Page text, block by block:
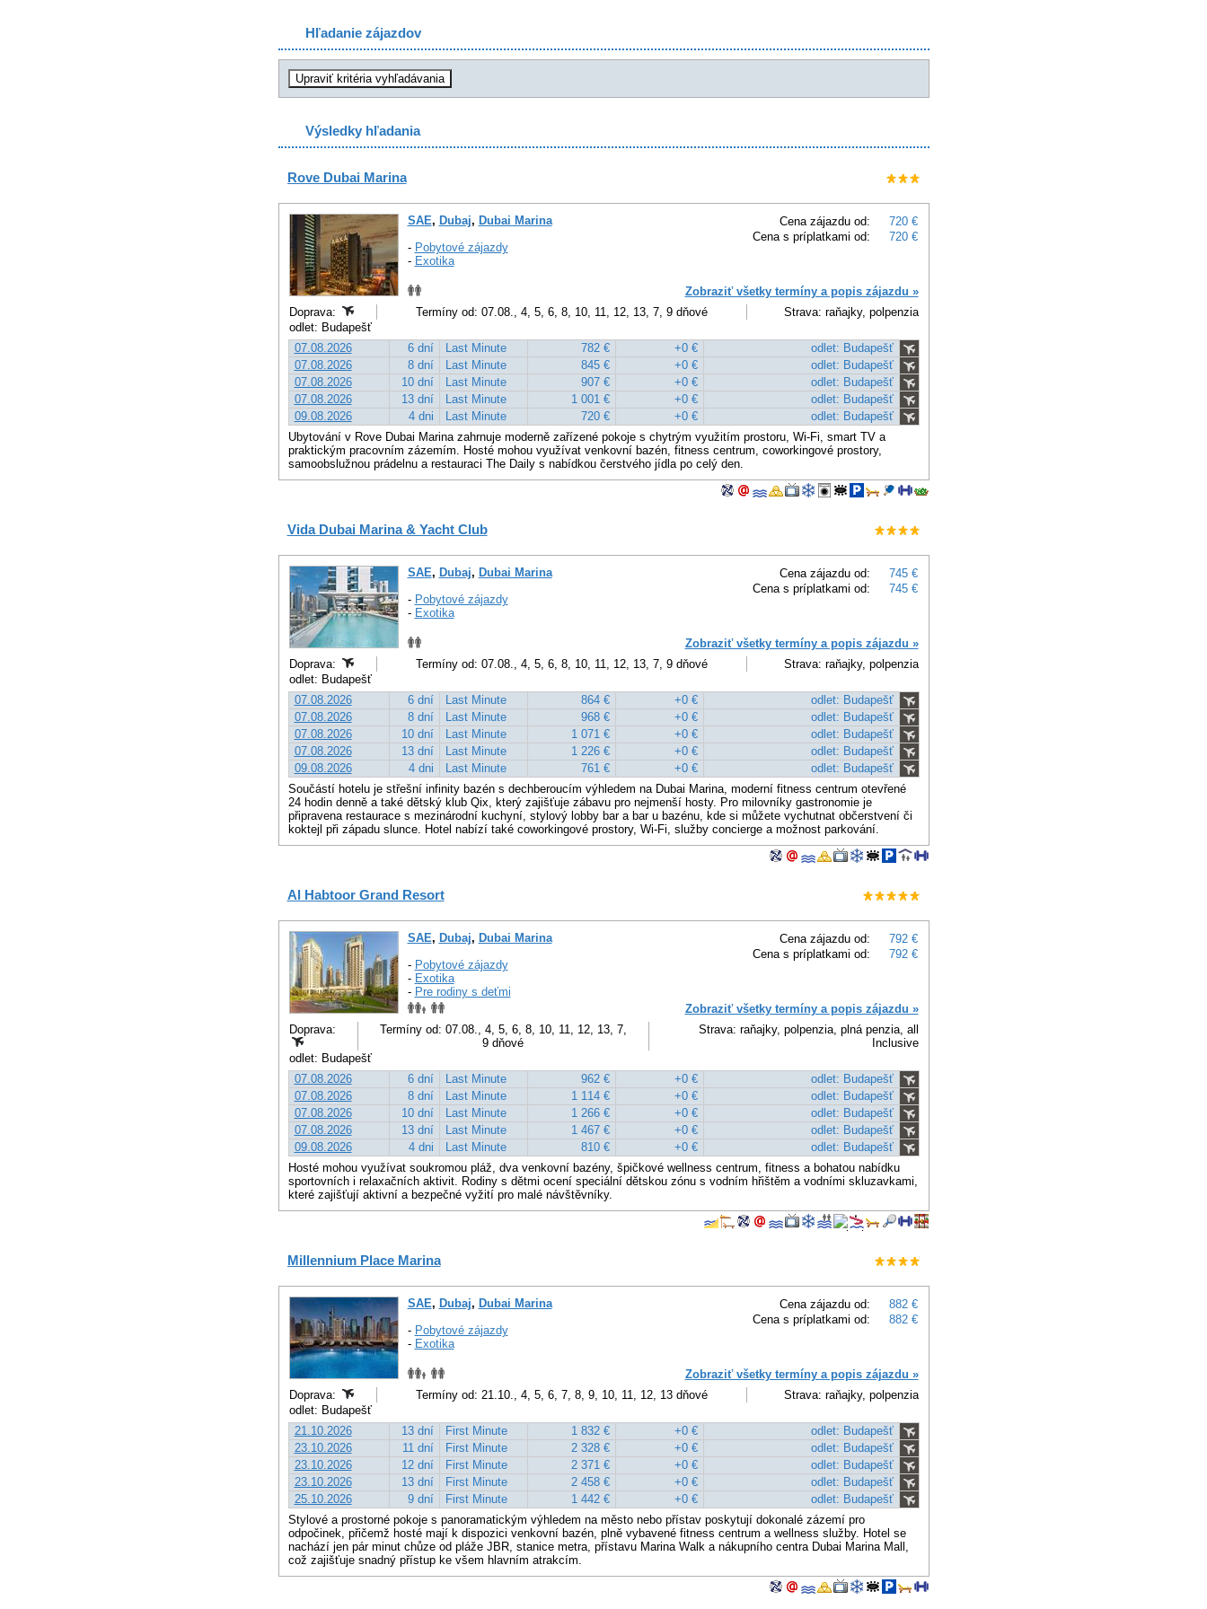
Hľadanie zájazdov
Výsledky hľadania
Rove Dubai Marina
Cena zájazdu od:
720 €
Cena s príplatkami od:
720 €
SAE, Dubaj, Dubai Marina
- Pobytové zájazdy
- Exotika
Zobraziť všetky termíny a popis zájazdu »
Doprava:
Termíny od: 07.08., 4, 5, 6, 8, 10, 11, 12, 13, 7, 9 dňové
Strava: raňajky, polpenzia
odlet: Budapešť
07.08.2026
6 dní Last Minute 782 € +0 €
odlet: Budapešť
07.08.2026
8 dní Last Minute 845 € +0 €
odlet: Budapešť
07.08.2026
10 dní Last Minute 907 € +0 €
odlet: Budapešť
07.08.2026
13 dní Last Minute 1 001 € +0 €
odlet: Budapešť
09.08.2026
4 dni Last Minute 720 € +0 €
odlet: Budapešť
Ubytování v Rove Dubai Marina zahrnuje moderně zařízené pokoje s chytrým využitím prostoru, Wi-Fi, smart TV a
praktickým pracovním zázemím. Hosté mohou využívat venkovní bazén, fitness centrum, coworkingové prostory,
samoobslužnou prádelnu a restauraci The Daily s nabídkou čerstvého jídla po celý den.
Vida Dubai Marina & Yacht Club
Cena zájazdu od:
745 €
Cena s príplatkami od:
745 €
SAE, Dubaj, Dubai Marina
- Pobytové zájazdy
- Exotika
Zobraziť všetky termíny a popis zájazdu »
Doprava:
Termíny od: 07.08., 4, 5, 6, 8, 10, 11, 12, 13, 7, 9 dňové
Strava: raňajky, polpenzia
odlet: Budapešť
07.08.2026
6 dní Last Minute 864 € +0 €
odlet: Budapešť
07.08.2026
8 dní Last Minute 968 € +0 €
odlet: Budapešť
07.08.2026
10 dní Last Minute 1 071 € +0 €
odlet: Budapešť
07.08.2026
13 dní Last Minute 1 226 € +0 €
odlet: Budapešť
09.08.2026
4 dni Last Minute 761 € +0 €
odlet: Budapešť
Součástí hotelu je střešní infinity bazén s dechberoucím výhledem na Dubai Marina, moderní fitness centrum otevřené
24 hodin denně a také dětský klub Qix, který zajišťuje zábavu pro nejmenší hosty. Pro milovníky gastronomie je
připravena restaurace s mezinárodní kuchyní, stylový lobby bar a bar u bazénu, kde si můžete vychutnat občerstvení či
koktejl při západu slunce. Hotel nabízí také coworkingové prostory, Wi-Fi, služby concierge a možnost parkování.
Al Habtoor Grand Resort
Cena zájazdu od:
792 €
Cena s príplatkami od:
792 €
SAE, Dubaj, Dubai Marina
- Pobytové zájazdy
- Exotika
- Pre rodiny s deťmi
Zobraziť všetky termíny a popis zájazdu »
Doprava:
Termíny od: 07.08., 4, 5, 6, 8, 10, 11, 12, 13, 7,
9 dňové
Strava: raňajky, polpenzia, plná penzia, all
Inclusive
odlet: Budapešť
07.08.2026
6 dní Last Minute 962 € +0 €
odlet: Budapešť
07.08.2026
8 dní Last Minute 1 114 € +0 €
odlet: Budapešť
07.08.2026
10 dní Last Minute 1 266 € +0 €
odlet: Budapešť
07.08.2026
13 dní Last Minute 1 467 € +0 €
odlet: Budapešť
09.08.2026
4 dni Last Minute 810 € +0 €
odlet: Budapešť
Hosté mohou využívat soukromou pláž, dva venkovní bazény, špičkové wellness centrum, fitness a bohatou nabídku
sportovních i relaxačních aktivit. Rodiny s dětmi ocení speciální dětskou zónu s vodním hřištěm a vodními skluzavkami,
které zajišťují aktivní a bezpečné vyžití pro malé návštěvníky.
Millennium Place Marina
Cena zájazdu od:
882 €
Cena s príplatkami od:
882 €
SAE, Dubaj, Dubai Marina
- Pobytové zájazdy
- Exotika
Zobraziť všetky termíny a popis zájazdu »
Doprava:
Termíny od: 21.10., 4, 5, 6, 7, 8, 9, 10, 11, 12, 13 dňové
Strava: raňajky, polpenzia
odlet: Budapešť
21.10.2026
13 dní First Minute 1 832 € +0 €
odlet: Budapešť
23.10.2026
11 dní First Minute 2 328 € +0 €
odlet: Budapešť
23.10.2026
12 dní First Minute 2 371 € +0 €
odlet: Budapešť
23.10.2026
13 dní First Minute 2 458 € +0 €
odlet: Budapešť
25.10.2026
9 dní First Minute 1 442 € +0 €
odlet: Budapešť
Stylové a prostorné pokoje s panoramatickým výhledem na město nebo přístav poskytují dokonalé zázemí pro
odpočinek, přičemž hosté mají k dispozici venkovní bazén, plně vybavené fitness centrum a wellness služby. Hotel se
nachází jen pár minut chůze od pláže JBR, stanice metra, přístavu Marina Walk a nákupního centra Dubai Marina Mall,
což zajišťuje snadný přístup ke všem hlavním atrakcím.